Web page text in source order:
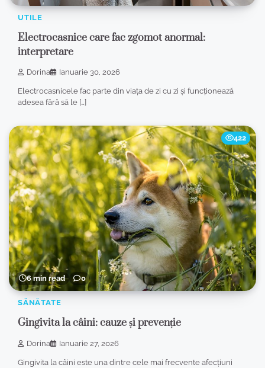
UTILE
Electrocasnice care fac zgomot anormal:
interpretare
Dorina Ianuarie 30, 2026
Electrocasnicele fac parte din viața de zi cu zi și funcționează
adesea fără să le […]
6 min read 0
422
SĂNĂTATE
Gingivita la câini: cauze și prevenție
Dorina Ianuarie 27, 2026
Gingivita la câini este una dintre cele mai frecvente afecțiuni